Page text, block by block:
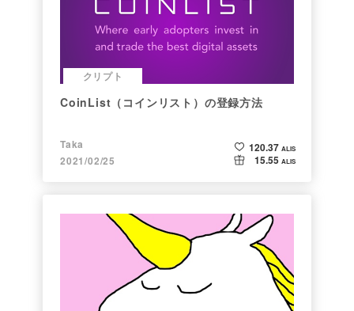
クリプト
CoinList（コインリスト）の登録方法
Taka
2021/02/25
120.37 ALIS
15.55 ALIS